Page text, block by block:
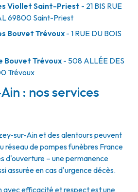
Viollet Saint-Priest - 21 BIS RUE
69800 Saint-Priest
Bouvet Trévoux - 1 RUE DU BOIS
Bouvet Trévoux- 508 ALLÉE DES
Trévoux
: nos services
sur-Ain et des alentours peuvent
réseau de pompes funèbres France
d'ouverture – une permanence
assurée en cas d'urgence décès.
avec efficacité et respect est une